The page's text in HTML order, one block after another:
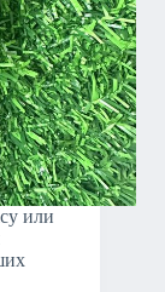
или